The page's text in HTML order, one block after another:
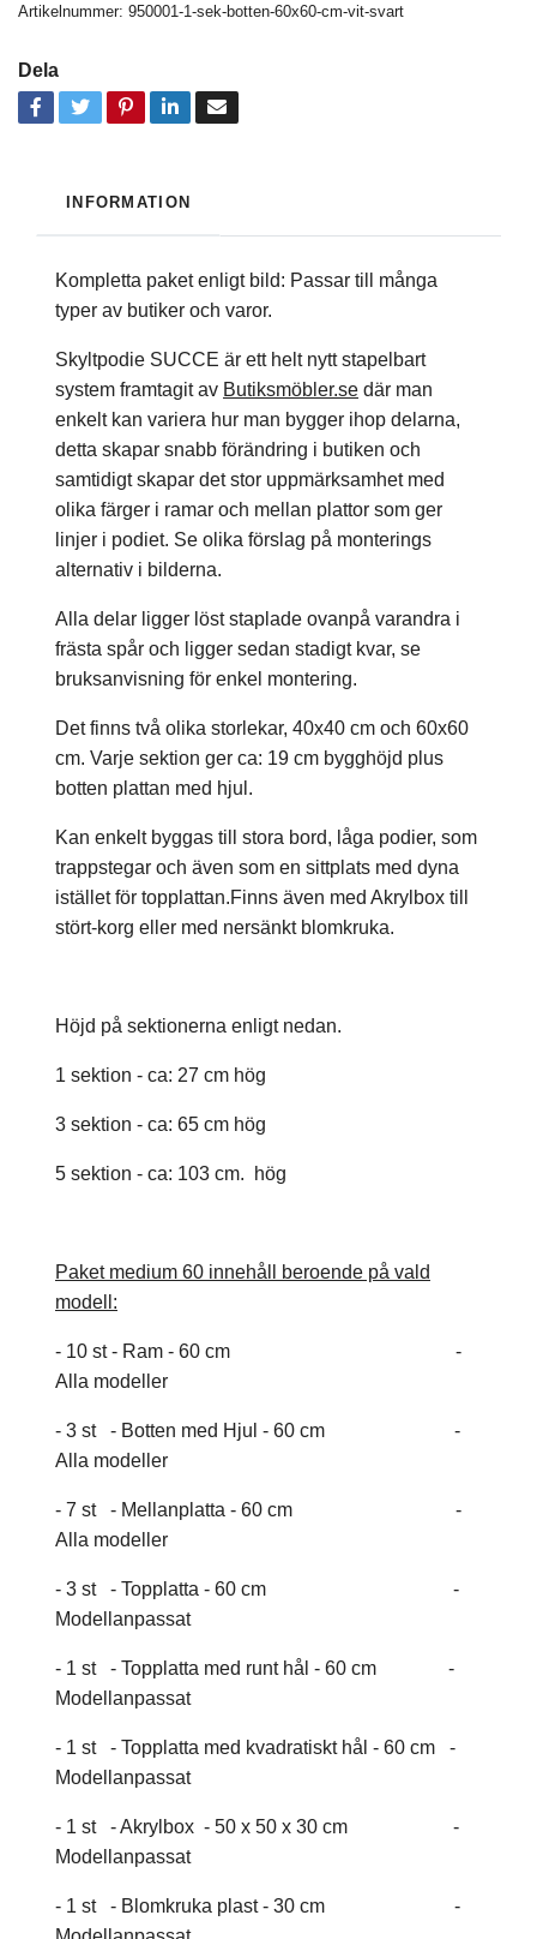
Artikelnummer: 950001-1-sek-botten-60x60-cm-vit-svart
Dela
INFORMATION
Kompletta paket enligt bild: Passar till många
typer av butiker och varor.
Skyltpodie SUCCE är ett helt nytt stapelbart
system framtagit av Butiksmöbler.se där man
enkelt kan variera hur man bygger ihop delarna,
detta skapar snabb förändring i butiken och
samtidigt skapar det stor uppmärksamhet med
olika färger i ramar och mellan plattor som ger
linjer i podiet. Se olika förslag på monterings
alternativ i bilderna.
Alla delar ligger löst staplade ovanpå varandra i
frästa spår och ligger sedan stadigt kvar, se
bruksanvisning för enkel montering.
Det finns två olika storlekar, 40x40 cm och 60x60
cm. Varje sektion ger ca: 19 cm bygghöjd plus
botten plattan med hjul.
Kan enkelt byggas till stora bord, låga podier, som
trappstegar och även som en sittplats med dyna
istället för topplattan.Finns även med Akrylbox till
stört-korg eller med nersänkt blomkruka.
Höjd på sektionerna enligt nedan.
1 sektion - ca: 27 cm hög
3 sektion - ca: 65 cm hög
5 sektion - ca: 103 cm. hög
Paket medium 60 innehåll beroende på vald
modell:
- 10 st - Ram - 60 cm -
Alla modeller
- 3 st - Botten med Hjul - 60 cm -
Alla modeller
- 7 st - Mellanplatta - 60 cm -
Alla modeller
- 3 st - Topplatta - 60 cm -
Modellanpassat
- 1 st - Topplatta med runt hål - 60 cm -
Modellanpassat
- 1 st - Topplatta med kvadratiskt hål - 60 cm -
Modellanpassat
- 1 st - Akrylbox - 50 x 50 x 30 cm -
Modellanpassat
- 1 st - Blomkruka plast - 30 cm -